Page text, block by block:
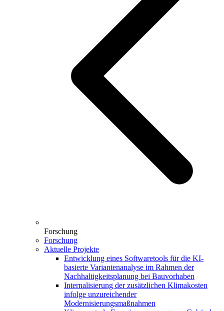
Forschung
Forschung
Aktuelle Projekte
Entwicklung eines Softwaretools für die KI-
basierte Variantenanalyse im Rahmen der
Nachhaltigkeitsplanung bei Bauvorhaben
Internalisierung der zusätzlichen Klimakosten
infolge unzureichender
Modernisierungsmaßnahmen